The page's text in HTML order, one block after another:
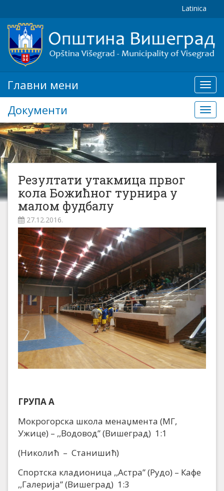
Latinica
мени
Главни мени
Документи
Резултати утакмица првог
кола Божићног турнира у
малом фудбалу
27.12.2016.
ГРУПА А
Мокрогорска школа менаџмента (МГ,
Ужице) – ,,Водовод” (Вишеград) 1:1
(Николић – Станишић)
Спортска кладионица ,,Астра” (Рудо) – Кафе
,,Галерија” (Вишеград) 1:3